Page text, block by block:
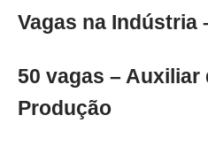
Vagas na Indústria
50 vagas – Auxiliar
Produção